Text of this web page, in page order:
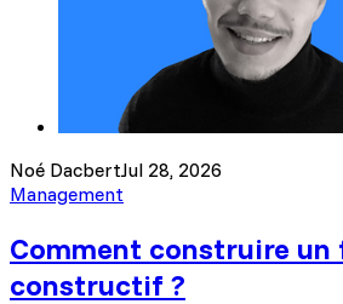
Noé DacbertJul 28, 2026
Management
Comment construire un
constructif ?